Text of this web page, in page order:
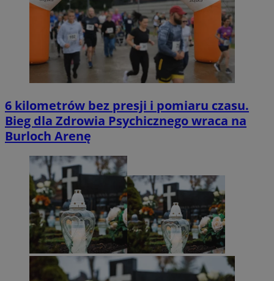
6 kilometrów bez presji i pomiaru czasu.
Bieg dla Zdrowia Psychicznego wraca na
Burloch Arenę